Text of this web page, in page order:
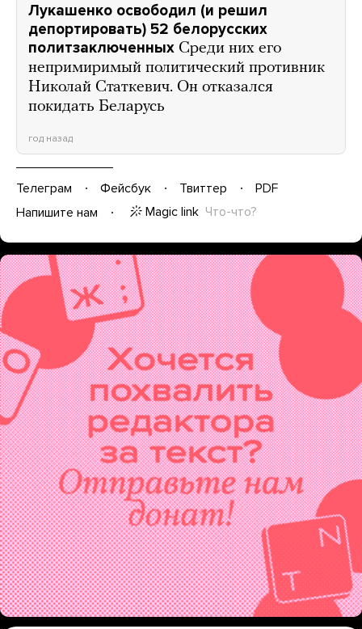
Лукашенко освободил (и решил
депортировать) 52 белорусских
политзаключенных Среди них его
непримиримый политический противник
Николай Статкевич. Он отказался
покидать Беларусь
год назад
Телеграм Фейсбук Твиттер
PDF
Напишите нам
Magic link Что-что?